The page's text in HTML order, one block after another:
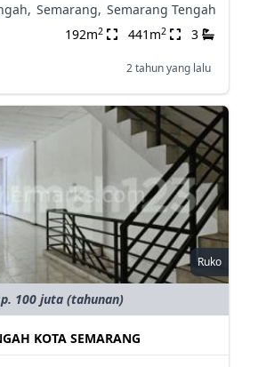
Semarang, Semarang Tengah
192m2 441m2 3
2 tahun yang lalu
Ruko
100 juta (tahunan)
KOTA SEMARANG